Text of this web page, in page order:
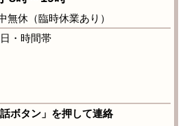
無休（臨時休業あり）
・時間帯
ボタン」を押して連絡